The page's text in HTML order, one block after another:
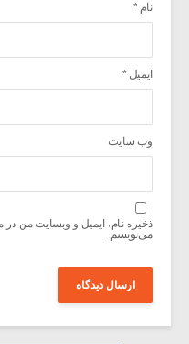
نام *
ایمیل *
وب‌ سایت
ذخیره نام، ایمیل و وبسایت من در
می‌نویسم.